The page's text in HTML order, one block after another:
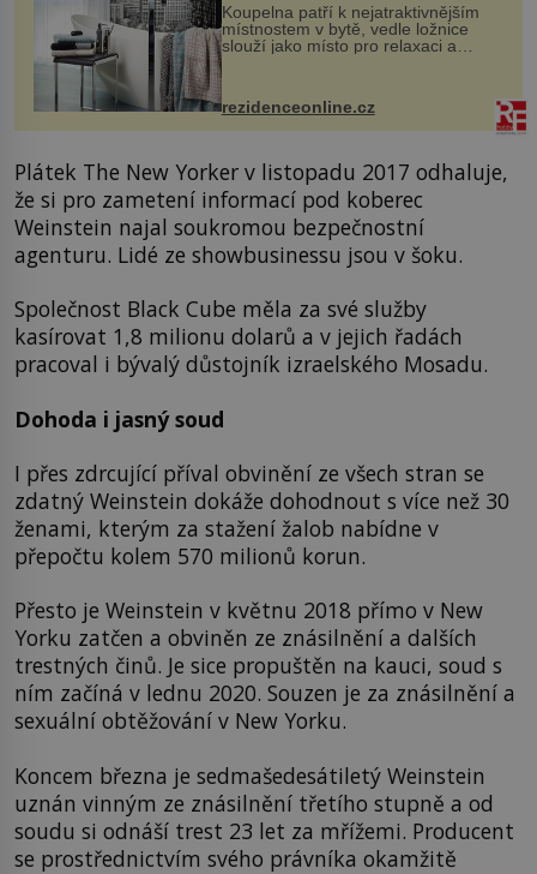
Koupelna patří k nejatraktivnějším
místnostem v bytě, vedle ložnice
slouží jako místo pro relaxaci a
odpočinek. Koupelnový textil –
ručníky, osušky a koberečky –
proutku...
rezidenceonline.cz
Plátek The New Yorker v listopadu 2017 odhaluje,
že si pro zametení informací pod koberec
Weinstein najal soukromou bezpečnostní
agenturu. Lidé ze showbusinessu jsou v šoku.
Společnost Black Cube měla za své služby
kasírovat 1,8 milionu dolarů a v jejich řadách
pracoval i bývalý důstojník izraelského Mosadu.
Dohoda i jasný soud
I přes zdrcující příval obvinění ze všech stran se
zdatný Weinstein dokáže dohodnout s více než 30
ženami, kterým za stažení žalob nabídne v
přepočtu kolem 570 milionů korun.
Přesto je Weinstein v květnu 2018 přímo v New
Yorku zatčen a obviněn ze znásilnění a dalších
trestných činů. Je sice propuštěn na kauci, soud s
ním začíná v lednu 2020. Souzen je za znásilnění a
sexuální obtěžování v New Yorku.
Koncem března je sedmašedesátiletý Weinstein
uznán vinným ze znásilnění třetího stupně a od
soudu si odnáší trest 23 let za mřížemi. Producent
se prostřednictvím svého právníka okamžitě